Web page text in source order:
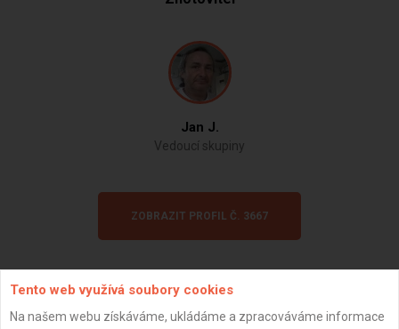
Jan J.
Vedoucí skupiny
ZOBRAZIT PROFIL Č. 3667
Tento web využívá soubory cookies
Na našem webu získáváme, ukládáme a zpracováváme informace